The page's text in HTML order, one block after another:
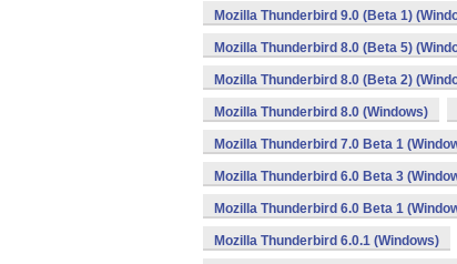
Mozilla Thunderbird 9.0 (Beta 1)
Mozilla Thunderbird 8.0 (Beta 5)
Mozilla Thunderbird 8.0 (Beta 2)
Mozilla Thunderbird 8.0 (Windows)
Mozilla Thunderbird 7.0 Beta 1
Mozilla Thunderbird 6.0 Beta 3
Mozilla Thunderbird 6.0 Beta 1
Mozilla Thunderbird 6.0.1 (Windows)